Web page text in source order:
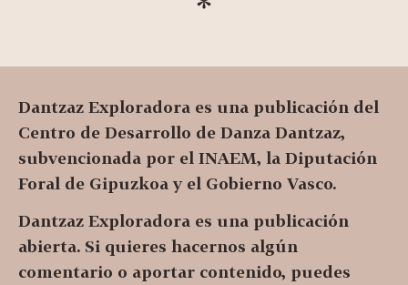
Dantzaz Exploradora es una publicación del
Centro de Desarrollo de Danza Dantzaz,
subvencionada por el INAEM, la Diputación
Foral de Gipuzkoa y el Gobierno Vasco.
Dantzaz Exploradora es una publicación
abierta. Si quieres hacernos algún
comentario o aportar contenido, puedes